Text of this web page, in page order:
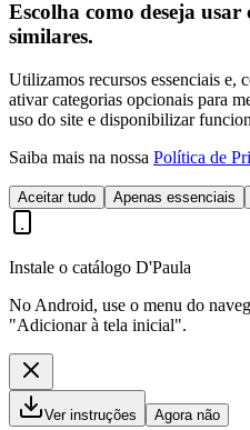
Escolha como deseja usar
similares.
Utilizamos recursos essenciais e,
ativar categorias opcionais para
uso do site e disponibilizar
Saiba mais na nossa Política de
Aceitar tudo Apenas essenciais
Instale o catálogo D'Paula
No Android, use o menu do
"Adicionar à tela inicial".
Ver instruções Agora não